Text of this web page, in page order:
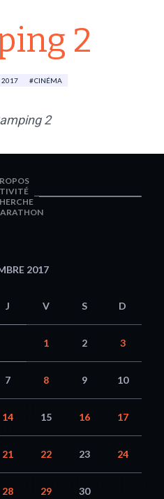
2
2017 CINÉMA
2
2017
J V S D
1 2 3
7 8 9 10
14 15 16 17
21 22 23 24
28 29 30